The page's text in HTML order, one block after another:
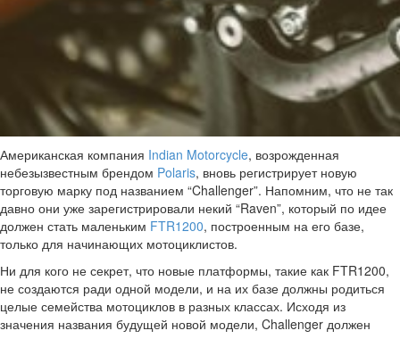
Американская компания Indian Motorcycle, возрожденная
небезызвестным брендом Polaris, вновь регистрирует новую
торговую марку под названием “Challenger”. Напомним, что не так
давно они уже зарегистрировали некий “Raven”, который по идее
должен стать маленьким FTR1200, построенным на его базе,
только для начинающих мотоциклистов.
Ни для кого не секрет, что новые платформы, такие как FTR1200,
не создаются ради одной модели, и на их базе должны родиться
целые семейства мотоциклов в разных классах. Исходя из
значения названия будущей новой модели, Challenger должен